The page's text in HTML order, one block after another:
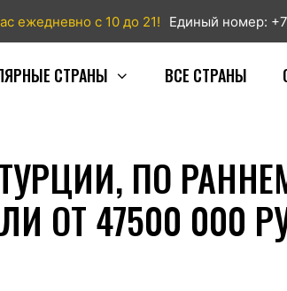
ежедневно с 10 до 21! Единый номер:
СТРАНЫ ВСЕ СТРАНЫ
ПО
ОТ 47500 000